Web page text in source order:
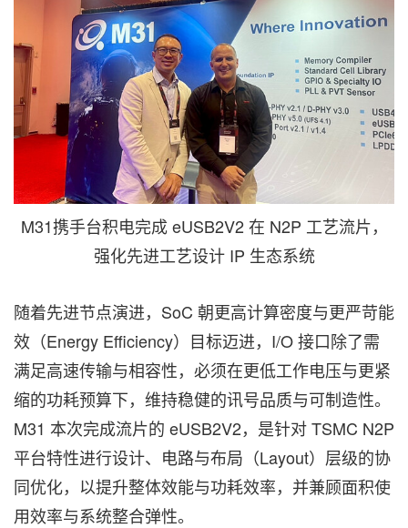
M31携手台积电完成 eUSB2V2 在 N2P 工艺流片，
强化先进工艺设计 IP 生态系统
随着先进节点演进，SoC 朝更高计算密度与更严苛能
效（Energy Efficiency）目标迈进，I/O 接口除了需
满足高速传输与相容性，必须在更低工作电压与更紧
缩的功耗预算下，维持稳健的讯号品质与可制造性。
M31 本次完成流片的 eUSB2V2，是针对 TSMC N2P
平台特性进行设计、电路与布局（Layout）层级的协
同优化，以提升整体效能与功耗效率，并兼顾面积使
用效率与系统整合弹性。